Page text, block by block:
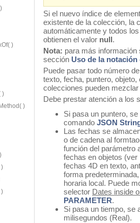
)
)
)
)
)
Si el nuevo índice de
existente de la colección, la
automáticamente y todos
obtienen el valor null.
Nota: para más información
sección Uso de la notación
Puede pasar todo número
texto, fecha, puntero,
colecciones pueden
Debe prestar atención a los
Si pasa un puntero,
comando JSON
Las fechas se
o de cadena al
función del parámetro
fechas en objetos (ver
fechas 4D en texto,
forma
horaria local. Puede
selector Dates inside
PARAMETER.
Si pasa un tiempo, se
milisegundos (Real).